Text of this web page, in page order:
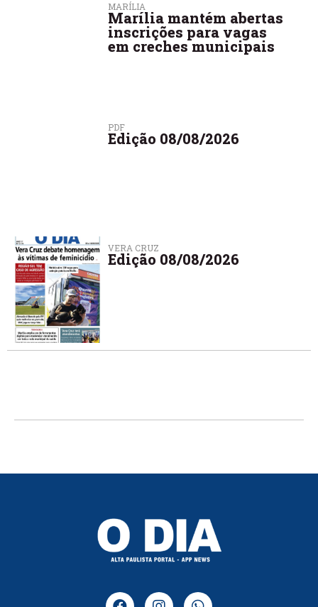
MARÍLIA
Marília mantém abertas
inscrições para vagas
em creches municipais
PDF
Edição 08/08/2026
VERA CRUZ
Edição 08/08/2026